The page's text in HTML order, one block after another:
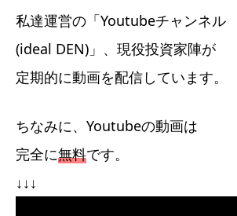
私達運営の「Youtubeチャンネル
(ideal DEN)」、現役投資家陣が
定期的に動画を配信しています。
ちなみに、Youtubeの動画は
完全に無料です。
↓↓↓